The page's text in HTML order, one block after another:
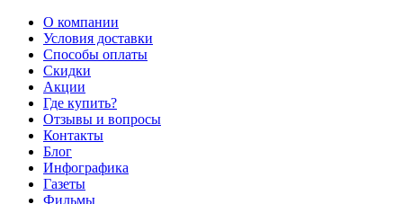
О компании
Условия доставки
Способы оплаты
Скидки
Акции
Где купить?
Отзывы и вопросы
Контакты
Блог
Инфографика
Газеты
Фильмы